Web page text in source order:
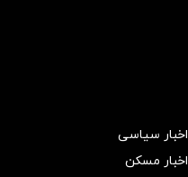
اخبار سیاسی
اخبار مسکن